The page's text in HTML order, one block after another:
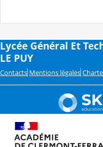
Lycée Général Et
LE PUY
Contacts Mentions légales